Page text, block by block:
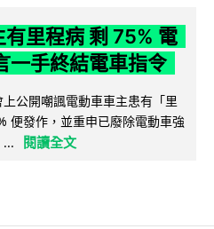
里程病 剩 75% 電
一手終結電車指令
公開嘲諷電動車車主患有「里
便發作，並重申已廢除電動車強
...
閱讀全文